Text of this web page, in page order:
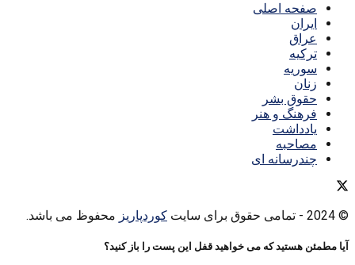
صفحه اصلی
ایران
عراق
ترکیه
سوریه
زنان
حقوق بشر
فرهنگ و هنر
یادداشت
مصاحبه
چندرسانه ای
© 2024 - تمامی حقوق برای سایت کوردپاریز محفوظ می باشد.
آیا مطمئن هستید که می خواهید قفل این پست را باز کنید؟